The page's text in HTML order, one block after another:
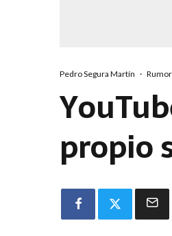
Pedro Segura Martín ·
propio